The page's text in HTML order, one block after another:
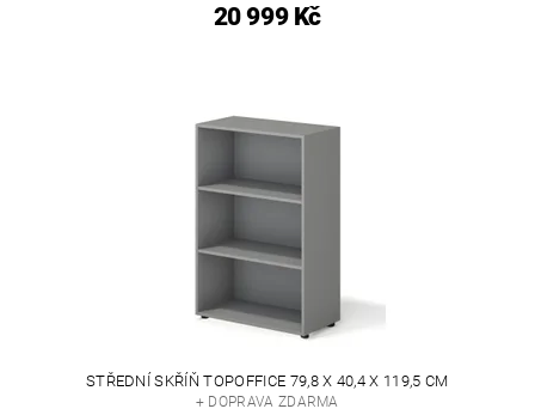
20 999 Kč
STŘEDNÍ SKŘÍŇ TOPOFFICE 79,8 X 40,4 X 119,5 CM
+ DOPRAVA ZDARMA